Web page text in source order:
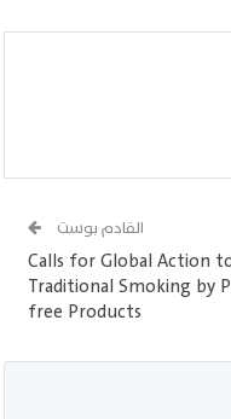
القادم بوست
Calls for Global Action
Traditional Smoking by
free Products